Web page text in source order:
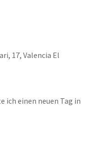
17, Valencia El
ich einen neuen Tag in